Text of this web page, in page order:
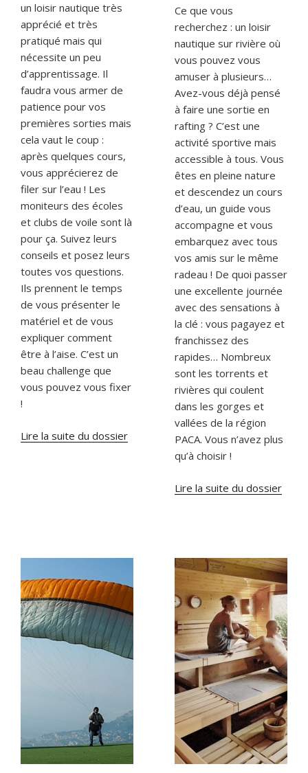
un loisir nautique très
apprécié et très
pratiqué mais qui
nécessite un peu
d’apprentissage. Il
faudra vous armer de
patience pour vos
premières sorties mais
cela vaut le coup :
après quelques cours,
vous apprécierez de
filer sur l’eau ! Les
moniteurs des écoles
et clubs de voile sont là
pour ça. Suivez leurs
conseils et posez leurs
toutes vos questions.
Ils prennent le temps
de vous présenter le
matériel et de vous
expliquer comment
être à l’aise. C’est un
beau challenge que
vous pouvez vous fixer
!
Lire la suite du dossier
Ce que vous
recherchez : un loisir
nautique sur rivière où
vous pouvez vous
amuser à plusieurs…
Avez-vous déjà pensé
à faire une sortie en
rafting ? C’est une
activité sportive mais
accessible à tous. Vous
êtes en pleine nature
et descendez un cours
d’eau, un guide vous
accompagne et vous
embarquez avec tous
vos amis sur le même
radeau ! De quoi passer
une excellente journée
avec des sensations à
la clé : vous pagayez et
franchissez des
rapides… Nombreux
sont les torrents et
rivières qui coulent
dans les gorges et
vallées de la région
PACA. Vous n’avez plus
qu’à choisir !
Lire la suite du dossier